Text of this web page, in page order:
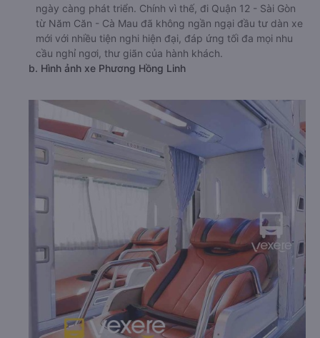
ngày càng phát triển. Chính vì thế, đi Quận 12 - Sài Gòn
từ Năm Căn - Cà Mau đã không ngần ngại đầu tư dàn xe
mới với nhiều tiện nghi hiện đại, đáp ứng tối đa mọi nhu
cầu nghỉ ngơi, thư giãn của hành khách.
b. Hình ảnh xe Phương Hồng Linh